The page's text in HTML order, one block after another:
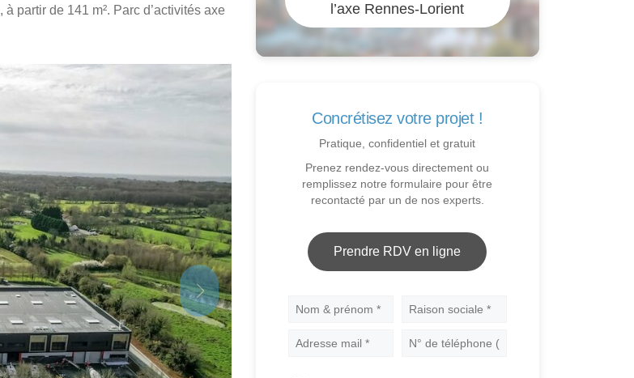
partir de 141 m². Parc d’activités axe
l’axe Rennes-Lorient
Concrétisez votre projet !
Pratique, confidentiel et gratuit
Prenez rendez-vous directement ou
remplissez notre formulaire pour être
recontacté par un de nos experts.
Prendre RDV en ligne
Nom